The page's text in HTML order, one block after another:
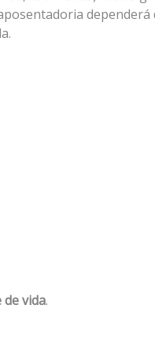
dependerá
de vida.